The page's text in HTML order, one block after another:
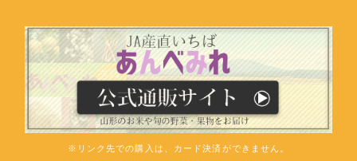
※リンク先での購入は、カード決済ができません。